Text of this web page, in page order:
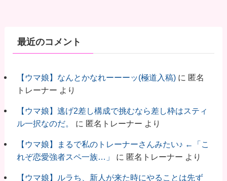
最近のコメント
【ウマ娘】なんとかなれーーーッ(極道入稿)に 匿名
トレーナー より
【ウマ娘】逃げ2差し構成で挑むなら差し枠はスティ
ル一択なのだ。
に 匿名トレーナー より
【ウマ娘】まるで私のトレーナーさんみたい♪ ←「こ
れぞ恋愛強者スペ一族…」
に 匿名トレーナー より
【ウマ娘】ルラち、新人が来た時にやることは先ず